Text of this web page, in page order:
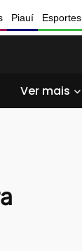
Piauí Esportes
Ver mais